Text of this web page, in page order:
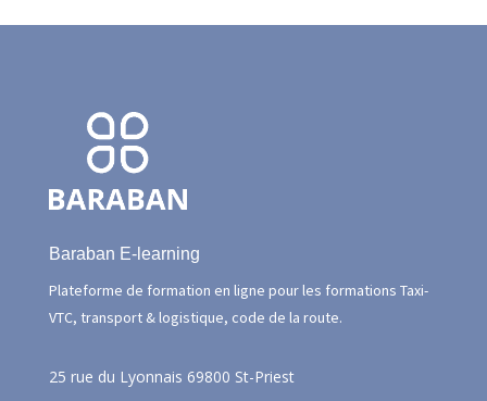
Baraban E-learning
Plateforme de formation en ligne pour les formations Taxi-
VTC, transport & logistique, code de la route.
25 rue du Lyonnais 69800 St-Priest